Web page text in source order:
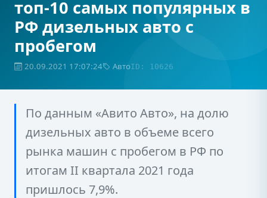
топ-10 самых популярных в
РФ дизельных авто с
пробегом
20.09.2021 17:07:24 АвтоID: 10626
По данным «Авито Авто», на долю
дизельных авто в объеме всего
рынка машин с пробегом в РФ по
итогам II квартала 2021 года
пришлось 7,9%.